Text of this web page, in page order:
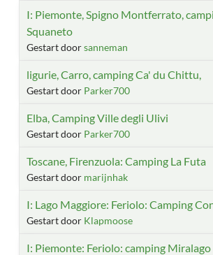
I: Piemonte, Spigno Montferrato,
Squaneto
Gestart doorsanneman
ligurie, Carro, camping Ca' du Chittu,
Gestart door Parker700
Elba, Camping Ville degli Ulivi
Gestart door Parker700
Toscane, Firenzuola: Camping La Futa
Gestart door marijnhak
I: Lago Maggiore: Feriolo: Camping
Gestart door Klapmoose
I: Piemonte: Feriolo: camping Miralago